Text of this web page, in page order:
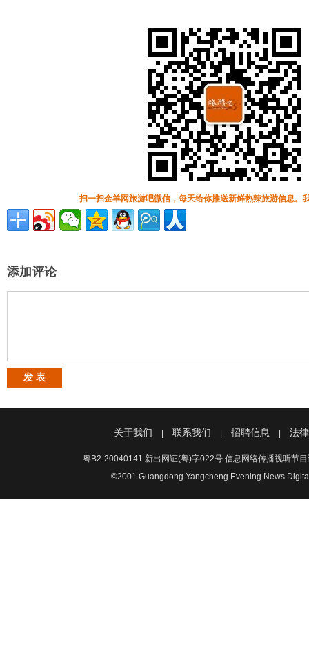
扫一扫金羊网旅游吧微信，每天给你推送新鲜热辣旅游信息。
添加评论
关于我们 联系我们 招聘信息 法
粤B2-20040141 新出网证(粤)字022号 信息网络传播视听节
©2001 Guangdong Yangcheng Evening News